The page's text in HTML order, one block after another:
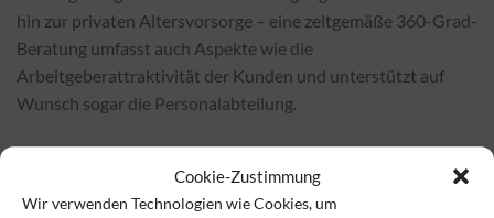
Cookie-Zustimmung
Wir verwenden Technologien wie Cookies, um
hin zur privaten Altersvorsorge – eine zeitgemäße 360-Grad-
Beratung umfasst auch Aspekte wie die
Arbeitgeberattraktivität der Kunden und unterstützt auf
Wunsch sogar die Personalabteilung.
Entscheidern den Rücken freihalten
Zusätzlich kommt es bei einer ganzheitlichen Lösung für